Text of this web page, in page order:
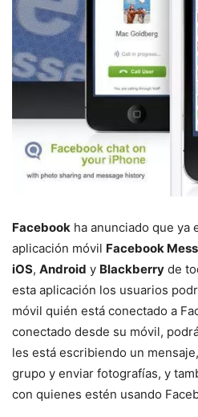
Facebook ha anunciado que ya
aplicación móvil Facebook
iOS, Android y Blackberry de
esta aplicación los usuarios
móvil quién está conectado a
conectado desde su móvil,
les está escribiendo un
grupo y enviar fotografías, y
con quienes estén usando